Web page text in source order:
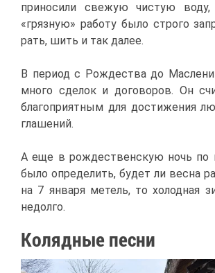
при­но­си­ли све­жую чи­стую
«гряз­ную» ра­бо­ту бы­ло стро­го
рать, шить и так да­лее.
В пе­ри­од с Рож­де­ства до
мно­го сде­лок и до­го­во­ров. Он
бла­го­при­ят­ным для до­сти­же­ния
гла­ше­ний.
А еще в рож­де­ствен­скую ночь по
бы­ло опре­де­лить, бу­дет ли вес­на
на 7 ян­ва­ря ме­тель, то хо­лод­ная
недол­го.
Ко­ляд­ные пес­ни